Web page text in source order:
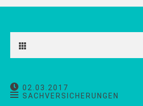
02.03.2017
SACHVERSICHERUNGEN